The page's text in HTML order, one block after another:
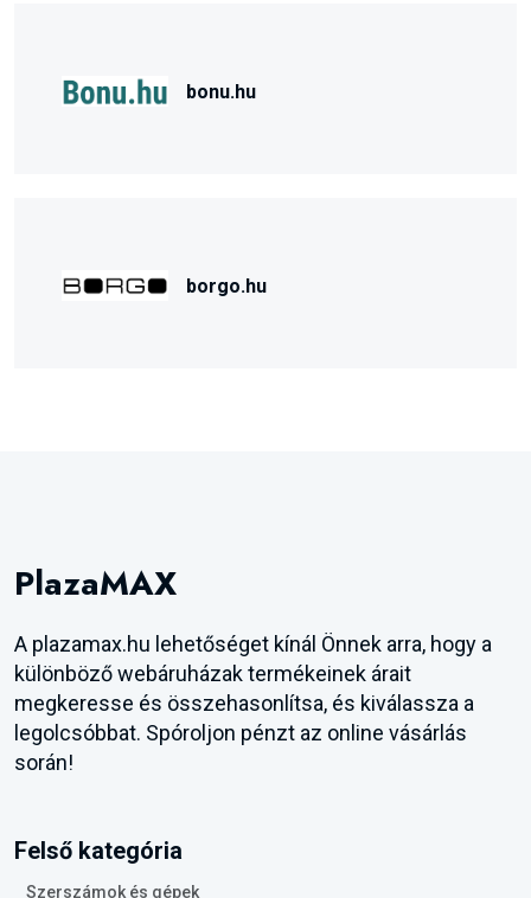
bonu.hu
borgo.hu
PlazaMAX
A plazamax.hu lehetőséget kínál Önnek arra, hogy a
különböző webáruházak termékeinek árait
megkeresse és összehasonlítsa, és kiválassza a
legolcsóbbat. Spóroljon pénzt az online vásárlás
során!
Felső kategória
Szerszámok és gépek